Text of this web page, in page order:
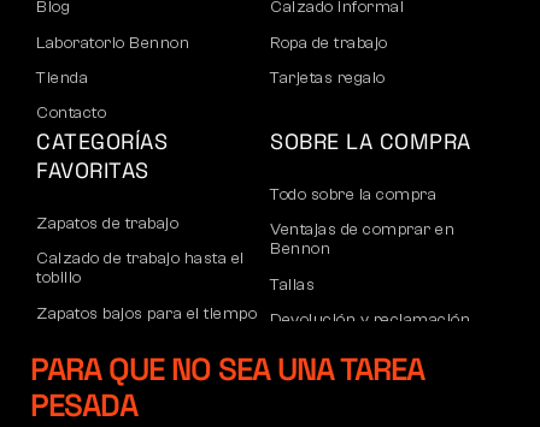
Blog
Laboratorio Bennon
Tienda
Contacto
Calzado informal
Ropa de trabajo
Tarjetas regalo
CATEGORÍAS
FAVORITAS
Zapatos de trabajo
Calzado de trabajo hasta el
tobillo
Zapatos bajos para el tiempo
Calzado informal de tobillo
Pantalones
SOBRE LA COMPRA
Todo sobre la compra
Ventajas de comprar en
Bennon
Tallas
Devolución y reclamación
Transporte y pago
PARA QUE NO SEA UNA TAREA
PESADA